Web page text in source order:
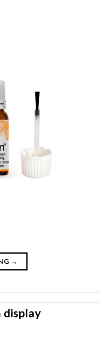
→
display